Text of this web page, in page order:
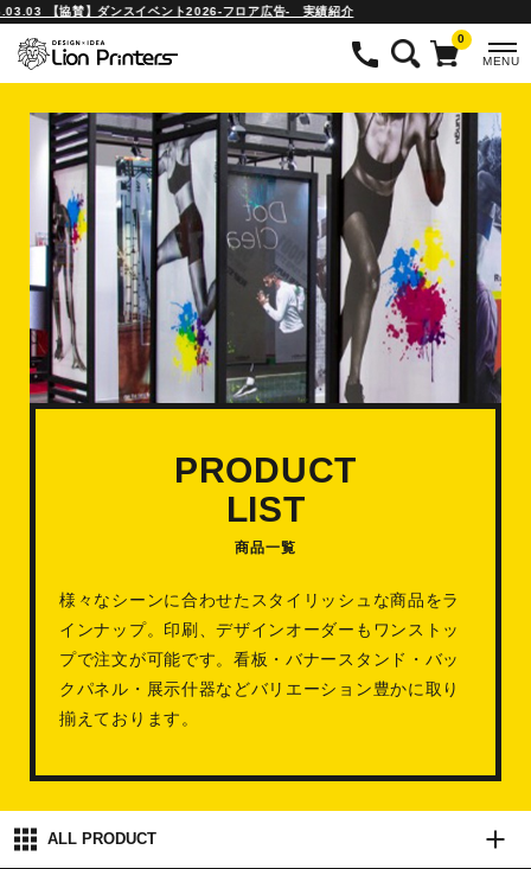
【協賛】ダンスイベント2026-フロア広告- 実績紹介
0
MENU
PRODUCT
LIST
商品一覧
様々なシーンに合わせたスタイリッシュな商品をラ
インナップ。印刷、デザインオーダーもワンストッ
プで注文が可能です。看板・バナースタンド・バッ
クパネル・展示什器などバリエーション豊かに取り
揃えております。
ALL PRODUCT